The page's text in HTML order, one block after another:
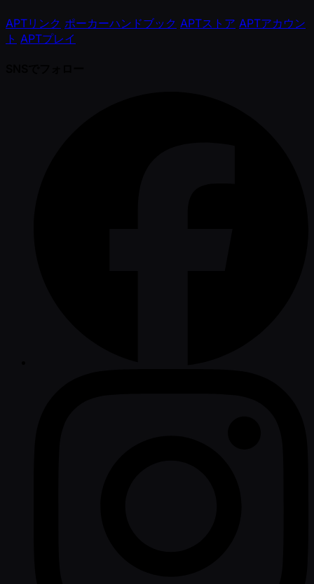
APTリンク ポーカーハンドブック APTストア APTアカウン
ト APTプレイ